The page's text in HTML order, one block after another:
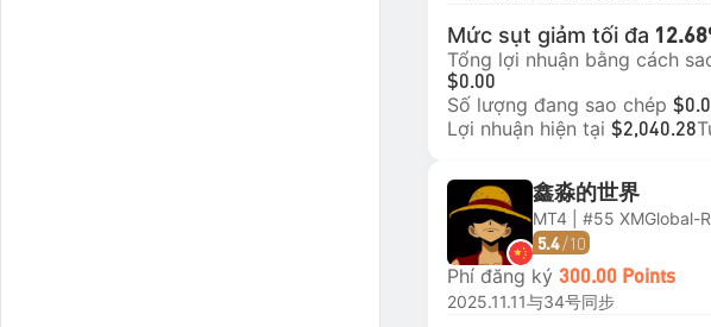
Mức sụt giảm tối đa
Tổng lợi nhuận bằng cách
$0.00
Số lượng đang sao chép
Lợi nhuận hiện tại $2,040.28
鑫淼的世界
MT4 | #55 XMGlobal-
5.4 /10
Phí đăng ký 300.00 Points
2025.11.11与34号同步